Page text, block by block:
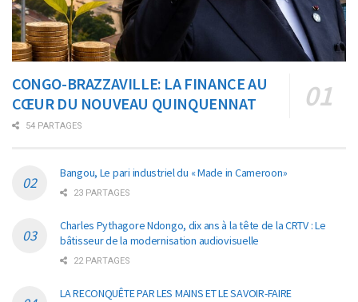
CONGO-BRAZZAVILLE: LA FINANCE AU
CŒUR DU NOUVEAU QUINQUENNAT
54 PARTAGES
Bangou, Le pari industriel du « Made in Cameroon»
23 PARTAGES
Charles Pythagore Ndongo, dix ans à la tête de la CRTV : Le
bâtisseur de la modernisation audiovisuelle
22 PARTAGES
LA RECONQUÊTE PAR LES MAINS ET LE SAVOIR-FAIRE